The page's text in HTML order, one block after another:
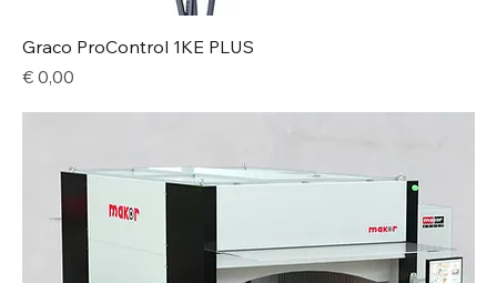
Graco ProControl 1KE PLUS
Price
€ 0,00